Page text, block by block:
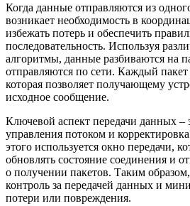
Когда данные отправляются из
возникает необходимость в
избежать потерь и обеспечить
последовательность. Используя
алгоритмы, данные разбиваются на
отправляются по сети. Каждый
которая позволяет получающему
исходное сообщение.
Ключевой аспект передачи данных –
управления потоком и
этого используется окно передачи,
обновлять состояние соединения и
о получении пакетов. Таким образом,
контроль за передачей данных и
потери или повреждения.